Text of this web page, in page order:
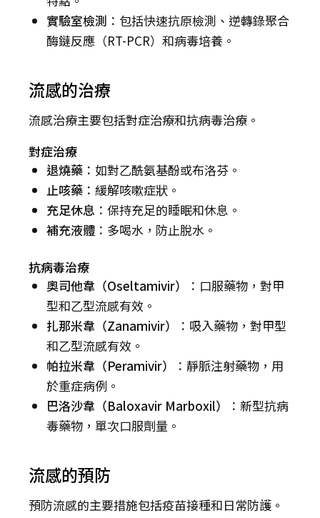
實驗室檢測 ：包括快速抗原檢測、逆轉錄聚合
酶鏈反應（RT-PCR）和病毒培養。
流感的治療
流感治療主要包括對症治療和抗病毒治療。
對症治療
退燒藥 ：如對乙酰氨基酚或布洛芬。
止咳藥 ：緩解咳嗽症狀。
充足休息 ：保持充足的睡眠和休息。
補充液體 ：多喝水，防止脫水。
抗病毒治療
奧司他韋（Oseltamivir）
：口服藥物，對甲
型和乙型流感有效。
扎那米韋（Zanamivir）
：吸入藥物，對甲型
和乙型流感有效。
帕拉米韋（Peramivir）
：靜脈注射藥物，用
於重症病例。
巴洛沙韋（Baloxavir Marboxil）
：新型抗病
毒藥物，單次口服劑量。
流感的預防
預防流感的主要措施包括疫苗接種和日常防護。